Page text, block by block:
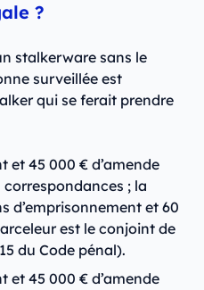
?
stalkerware sans le
surveillée est
qui se ferait prendre
et 45 000 € d’amende
; la
d’emprisonnement et 60
est le conjoint de
du Code pénal).
et 45 000 € d’amende